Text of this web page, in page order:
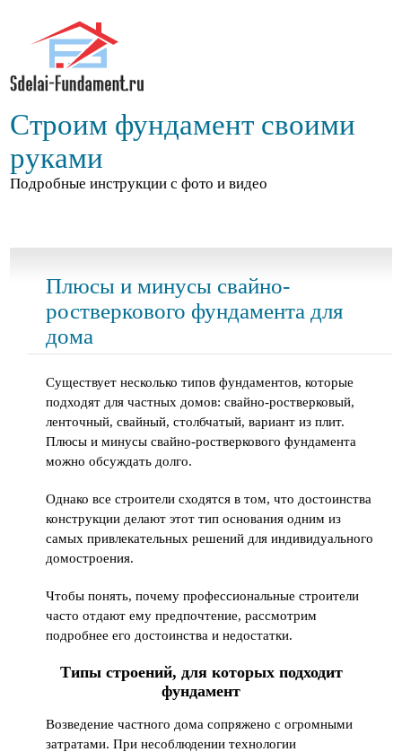
Строим фундамент своими
руками
Подробные инструкции с фото и видео
Плюсы и минусы свайно-
ростверкового фундамента для
дома
Существует несколько типов фундаментов, которые
подходят для частных домов: свайно-ростверковый,
ленточный, свайный, столбчатый, вариант из плит.
Плюсы и минусы свайно-ростверкового фундамента
можно обсуждать долго.
Однако все строители сходятся в том, что достоинства
конструкции делают этот тип основания одним из
самых привлекательных решений для индивидуального
домостроения.
Чтобы понять, почему профессиональные строители
часто отдают ему предпочтение, рассмотрим
подробнее его достоинства и недостатки.
Типы строений, для которых подходит
фундамент
Возведение частного дома сопряжено с огромными
затратами. При несоблюдении технологии